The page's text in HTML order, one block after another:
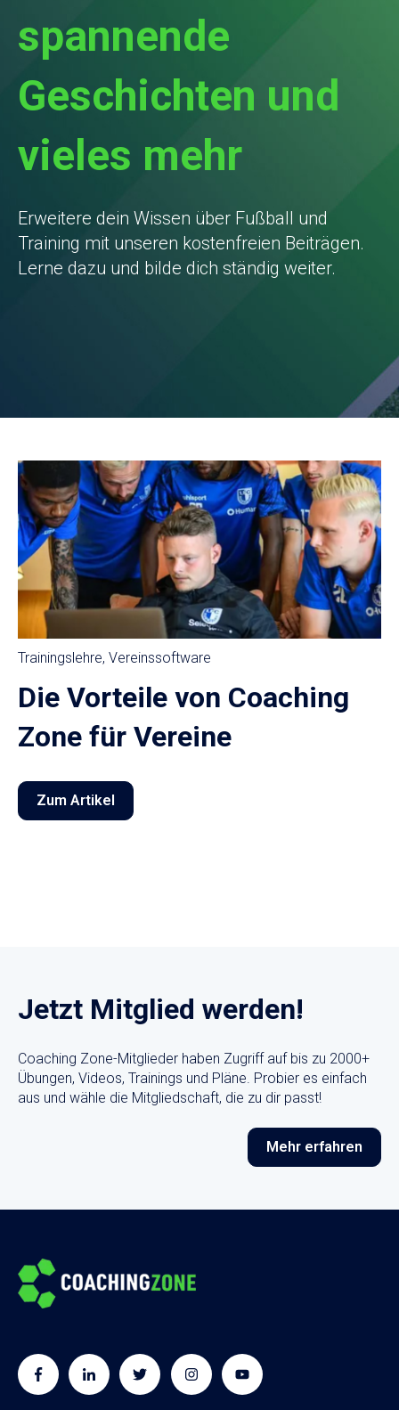
spannende
Geschichten und
vieles mehr
Erweitere dein Wissen über Fußball und
Training mit unseren kostenfreien Beiträgen.
Lerne dazu und bilde dich ständig weiter.
Trainingslehre, Vereinssoftware
Die Vorteile von Coaching
Zone für Vereine
Zum Artikel
Jetzt Mitglied werden!
Coaching Zone-Mitglieder haben Zugriff auf bis zu 2000+
Übungen, Videos, Trainings und Pläne. Probier es einfach
aus und wähle die Mitgliedschaft, die zu dir passt!
Mehr erfahren